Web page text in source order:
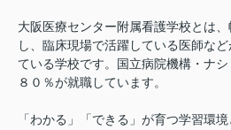
大阪医療センター附属看護学校とは
し、臨床現場で活躍している医師な
ている学校です。国立病院機構・ナ
８０％が就職しています。
「わかる」「できる」が育つ学習環